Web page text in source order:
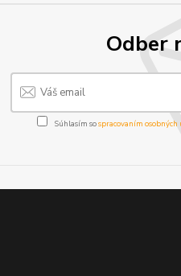
Odber
Súhlasím sospracovaním osobných